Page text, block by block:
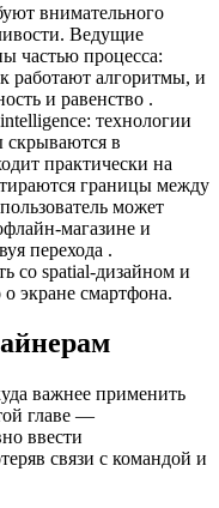
внимательного
Ведущие
частью процесса:
работают алгоритмы, и
и равенство .
технологии
скрываются в
практически на
границы между
может
и
перехода .
со spatial‑дизайном и
о экране смартфона.
важнее применить
главе —
ввести
связи с командой и